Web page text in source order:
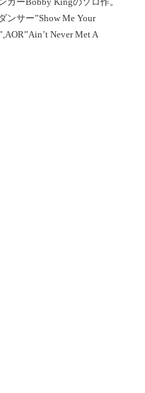
ンサー”Show Me Your
Never Met A